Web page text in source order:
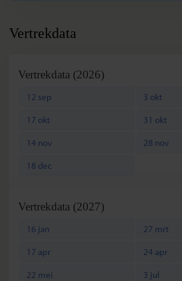
Vertrekdata
Vertrekdata (2026)
12 sep
3 okt
17 okt
31 okt
14 nov
28 nov
18 dec
Vertrekdata (2027)
16 jan
27 mrt
17 apr
24 apr
22 mei
3 jul